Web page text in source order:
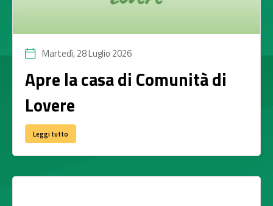
Martedì, 28 Luglio 2026
Apre la casa di Comunità di
Lovere
Leggi tutto